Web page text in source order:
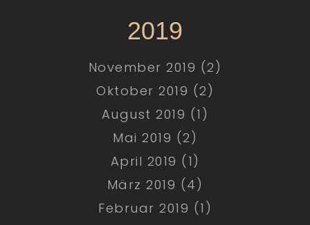
2019
November 2019 (2)
Oktober 2019 (2)
August 2019 (1)
Mai 2019 (2)
April 2019 (1)
März 2019 (4)
Februar 2019 (1)